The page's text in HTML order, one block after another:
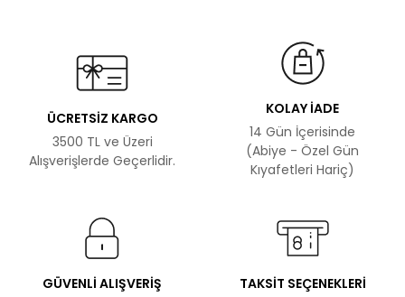
ÜCRETSİZ KARGO
3500 TL ve Üzeri
Alışverişlerde Geçerlidir.
KOLAY İADE
14 Gün İçerisinde
(Abiye - Özel Gün
Kıyafetleri Hariç)
GÜVENLİ ALIŞVERİŞ
TAKSİT SEÇENEKLERİ